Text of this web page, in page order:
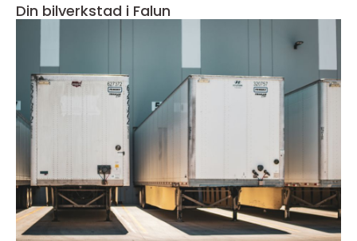
Din bilverkstad i Falun